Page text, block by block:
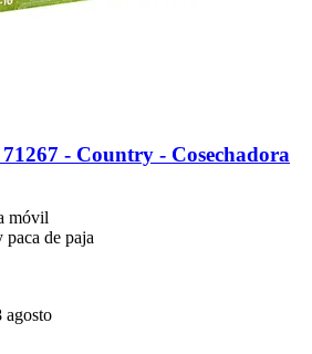
71267 -​ Country -​ Cosechadora
móvil
de paja
agosto